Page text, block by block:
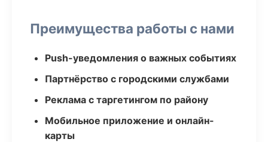
Преимущества работы с нами
Push-уведомления о важных событиях
Партнёрство с городскими службами
Реклама с таргетингом по району
Мобильное приложение и онлайн-
карты